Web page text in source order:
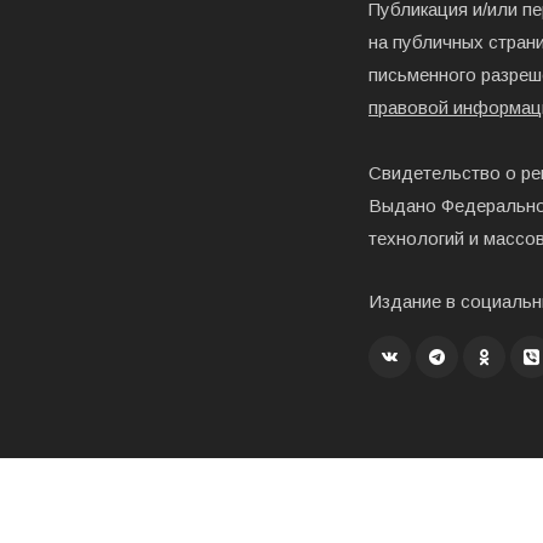
Публикация и/или
на публичных
письменного
правовой
Свидетельство о
Выдано
технологий и
Издание в